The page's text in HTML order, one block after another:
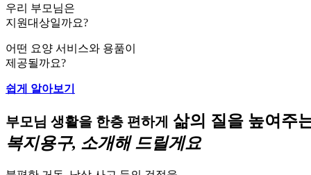
우리 부모님은
지원대상일까요?
어떤 요양 서비스와 용품이
제공될까요?
쉽게 알아보기
부모님 생활을 한층 편하게
삶의 질을 높여주
복지용구, 소개해 드릴게요